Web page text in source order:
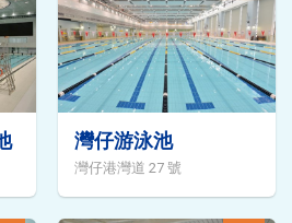
灣仔游泳池
灣仔港灣道 27 號